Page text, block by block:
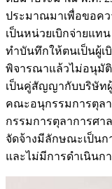
ประมาณมาเพื่อขอคว
เป็นหน่วยเบิกจ่ายแท
ทำบันทึกให้ตนเป็นผู้เ
พิจารณาแล้วไม่อนุมัติ
เป็นคู่สัญญากับบริษัทผู้
คณะอนุกรรมการตุล
กรรมการตุลาการศา
จัดจ้างมีลักษณะเป็น
และไม่มีการดำเนินก